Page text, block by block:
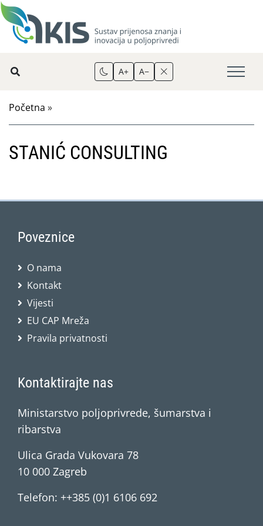
A+ A−
Početna »
STANIĆ CONSULTING
Poveznice
O nama
Kontakt
Vijesti
EU CAP Mreža
Pravila privatnosti
Kontaktirajte nas
Ministarstvo poljoprivrede, šumarstva i
ribarstva
Ulica Grada Vukovara 78
10 000 Zagreb
Telefon: ++385 (0)1 6106 692